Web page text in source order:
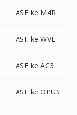
ASF ke M4R
ASF ke WVE
ASF ke AC3
ASF ke OPUS